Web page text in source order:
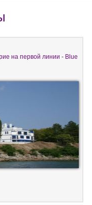
на первой линии - Blue